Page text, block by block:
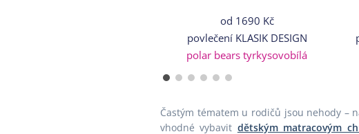
od 1690 Kč
povlečení KLASIK DESIGN
polar bears tyrkysovobílá
Častým tématem u rodičů jsou nehody –
vhodné vybavit dětským matracovým